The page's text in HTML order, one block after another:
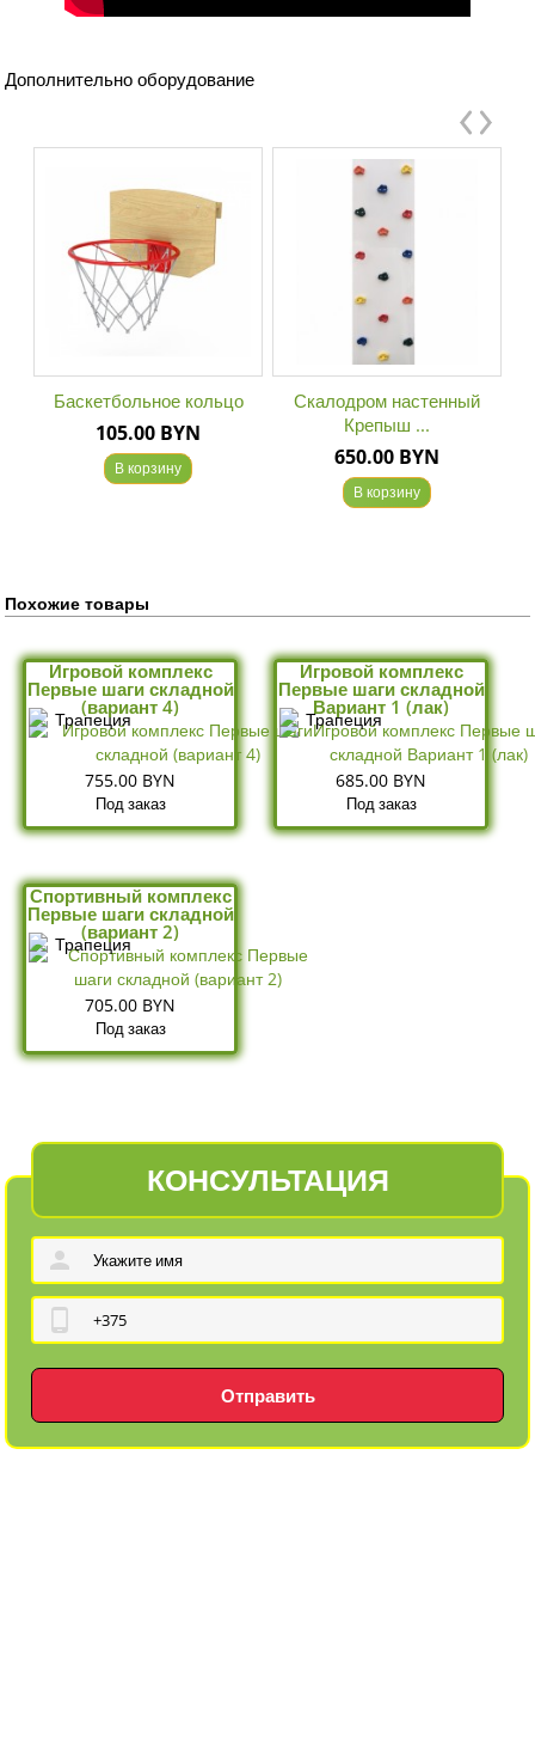
Дополнительно оборудование
Баскетбольное кольцо
105.00 BYN
В корзину
Скалодром настенный
Крепыш ...
650.00 BYN
В корзину
Похожие товары
Игровой комплекс
Первые шаги складной
(вариант 4)
755.00 BYN
Под заказ
Игровой комплекс
Первые шаги складной
Вариант 1 (лак)
685.00 BYN
Под заказ
Спортивный комплекс
Первые шаги складной
(вариант 2)
705.00 BYN
Под заказ
КОНСУЛЬТАЦИЯ